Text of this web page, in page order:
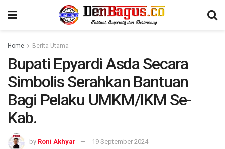
Home Berita Utama
Bupati Epyardi Asda Secara
Simbolis Serahkan Bantuan
Bagi Pelaku UMKM/IKM Se-
Kab.
by Roni Akhyar 19 September 2024